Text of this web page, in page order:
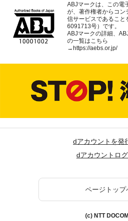
ABJマークは、この電
が、著作権者からコ
信サービスであること
6091713号）です。
ABJマークの詳細、
の一覧はこちら
→ https://aebs.or.jp/
dアカウントを発
dアカウントロ
ページトップ
(c) NTT